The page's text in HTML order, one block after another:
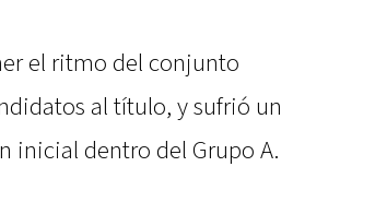
el ritmo del conjunto
al título, y sufrió un
inicial dentro del Grupo A.